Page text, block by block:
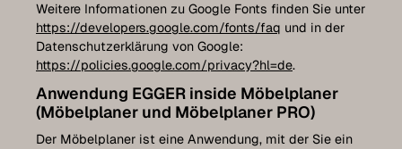
Weitere Informationen zu Google Fonts finden Sie unter
https://developers.google.com/fonts/faq und in der
Datenschutzerklärung von Google:
https://policies.google.com/privacy?hl=de.
Anwendung EGGER inside Möbelplaner
(Möbelplaner und Möbelplaner PRO)
Der Möbelplaner ist eine Anwendung, mit der Sie ein